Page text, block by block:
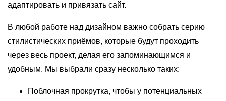
адаптировать и привязать сайт.
В любой работе над дизайном важно собрать серию
стилистических приёмов, которые будут проходить
через весь проект, делая его запоминающимся и
удобным. Мы выбрали сразу несколько таких:
Поблочная прокрутка, чтобы у потенциальных